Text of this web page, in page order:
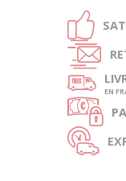
Ð
Ñ
ø EN
Ø
Ù